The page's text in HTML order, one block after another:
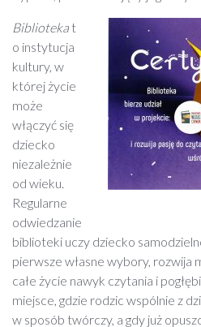
Biblioteka t
o instytucja
kultury, w
której życie
może
włączyć się
dziecko
niezależnie
od wieku.
Regularne
odwiedzanie
biblioteki uczy dziecko
pierwsze własne wybory, rozwija
całe życie nawyk czytania i
miejsce, gdzie rodzic wspólnie z
w sposób twórczy, a gdy już